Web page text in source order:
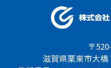
〒
滋賀県栗東市大